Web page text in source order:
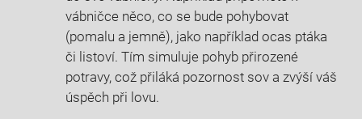
vábničce něco, co se bude​ pohybovat
(pomalu a jemně),‍ jako například ocas ptáka
či listoví. Tím simuluje pohyb přirozené⁤
potravy, což přiláká pozornost sov a zvýší váš
úspěch při lovu.